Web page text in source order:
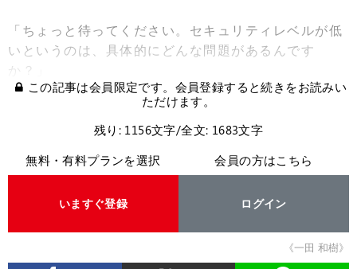
「ちょっと待ってください。セキュリティレベルが低
いというのは、具体的にどんな問題があるんです
か？」
この記事は会員限定です。会員登録すると続きをお読みい
ただけます。
残り: 1156文字/全文: 1683文字
無料・有料プランを選択
いますぐ登録
会員の方はこちら
ログイン
《一田 和樹》